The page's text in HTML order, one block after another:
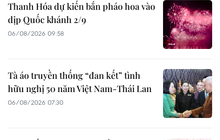
Thanh Hóa dự kiến bắn pháo hoa vào
dịp Quốc khánh 2/9
06/08/2026 09:58
Tà áo truyền thống “đan kết” tình
hữu nghị 50 năm Việt Nam-Thái Lan
06/08/2026 07:30